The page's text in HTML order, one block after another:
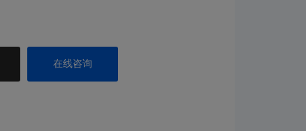
在线咨询